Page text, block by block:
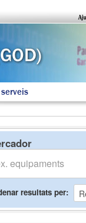
resultats per